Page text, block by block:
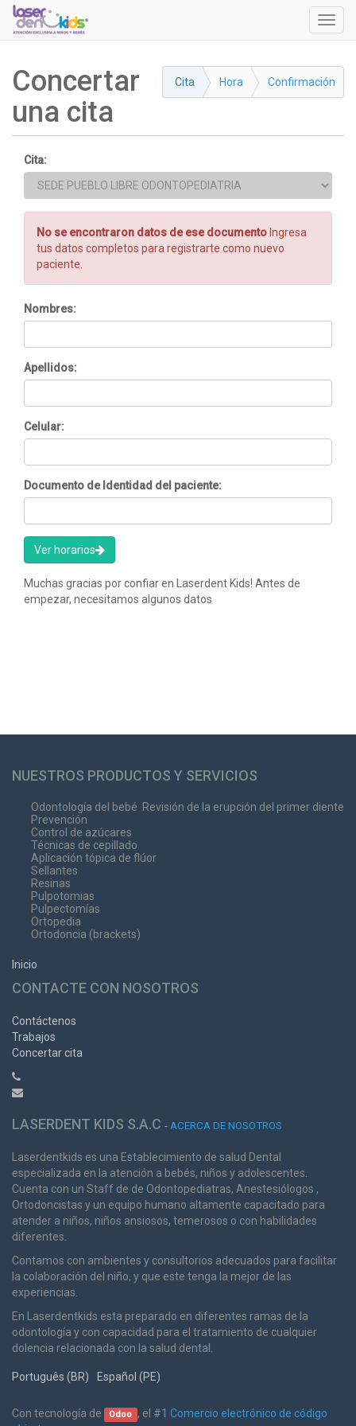
Menú
de
Cita Hora Confirmación
Concertar
una cita
Cita:
No se encontraron datos de ese documento Ingresa
tus datos completos para registrarte como nuevo
paciente.
Nombres:
Apellidos:
Celular:
Documento de Identidad del paciente:
Ver horarios
Muchas gracias por confiar en Laserdent Kids! Antes de
empezar, necesitamos algunos datos
NUESTROS PRODUCTOS Y SERVICIOS
Odontología del bebé Revisión de la erupción del primer diente
Prevención
Control de azúcares
Técnicas de cepillado
Aplicación tópica de flúor
Sellantes
Resinas
Pulpotomias
Pulpectomías
Ortopedia
Ortodoncia (brackets)
Inicio
CONTACTE CON NOSOTROS
Contáctenos
Trabajos
Concertar cita
LASERDENT KIDS S.A.C - ACERCA DE NOSOTROS
Laserdentkids es una Establecimiento de salud Dental
especializada en la atención a bebés, niños y adolescentes.
Cuenta con un Staff de de Odontopediatras, Anestesiólogos ,
Ortodoncistas y un equipo humano altamente capacitado para
atender a niños, niños ansiosos, temerosos o con habilidades
diferentes.
Contamos con ambientes y consultorios adecuados para facilitar
la colaboración del niño, y que este tenga la mejor de las
experiencias.
En Laserdentkids esta preparado en diferentes ramas de la
odontología y con capacidad para el tratamiento de cualquier
dolencia relacionada con la salud dental.
Português (BR) Español (PE)
Con tecnología de Odoo , el #1 Comercio electrónico de código